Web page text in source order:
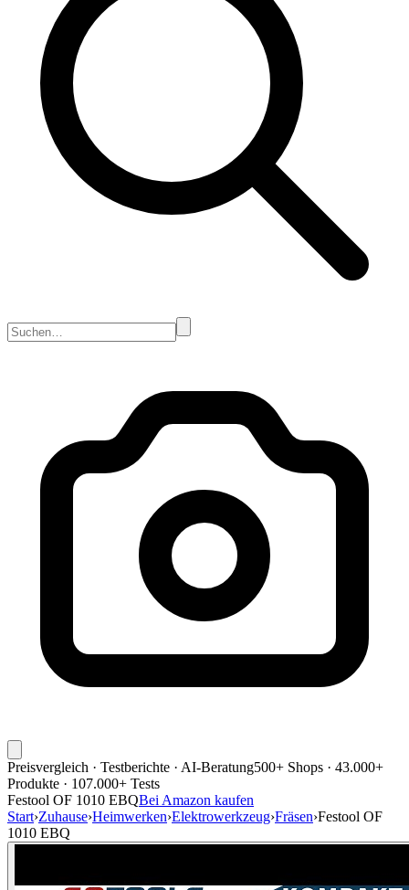
Preisvergleich · Testberichte · AI-Beratung500+ Shops · 43.000+
Produkte · 107.000+ Tests
Festool OF 1010 EBQBei Amazon kaufen
Start›Zuhause›Heimwerken›Elektrowerkzeug›Fräsen›Festool OF
1010 EBQ